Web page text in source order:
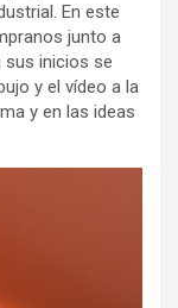
En este
junto a
sus inicios se
y el vídeo a la
y en las ideas